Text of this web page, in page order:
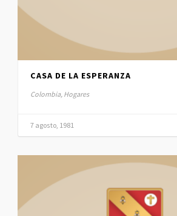
CASA DE LA ESPERANZA
Colombia, Hogares
7 agosto, 1981